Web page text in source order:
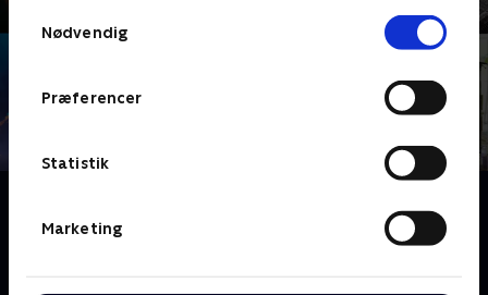
Nødvendig
Præferencer
Statistik
Marketing
Sommerens festivaler og friluftskoncerter er en